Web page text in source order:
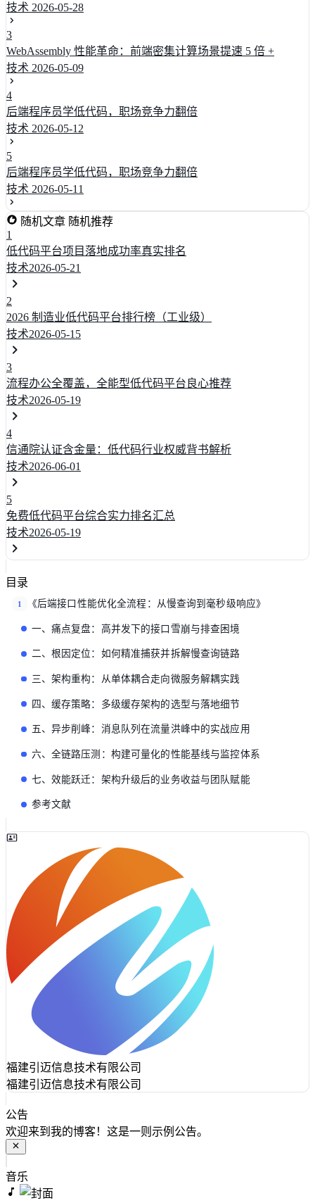
技术 2026-05-28
3
WebAssembly 性能革命：前端密集计算场景提速 5 倍 +
技术 2026-05-09
4
后端程序员学低代码，职场竞争力翻倍
技术 2026-05-12
5
后端程序员学低代码，职场竞争力翻倍
技术 2026-05-11
随机文章 随机推荐
1
低代码平台项目落地成功率真实排名
技术2026-05-21
2
2026 制造业低代码平台排行榜（工业级）
技术2026-05-15
3
流程办公全覆盖，全能型低代码平台良心推荐
技术2026-05-19
4
信通院认证含金量：低代码行业权威背书解析
技术2026-06-01
5
免费低代码平台综合实力排名汇总
技术2026-05-19
目录
1 《后端接口性能优化全流程：从慢查询到毫秒级响应》
一、痛点复盘：高并发下的接口雪崩与排查困境
二、根因定位：如何精准捕获并拆解慢查询链路
三、架构重构：从单体耦合走向微服务解耦实践
四、缓存策略：多级缓存架构的选型与落地细节
五、异步削峰：消息队列在流量洪峰中的实战应用
六、全链路压测：构建可量化的性能基线与监控体系
七、效能跃迁：架构升级后的业务收益与团队赋能
参考文献
福建引迈信息技术有限公司
福建引迈信息技术有限公司
公告
欢迎来到我的博客！这是一则示例公告。
音乐